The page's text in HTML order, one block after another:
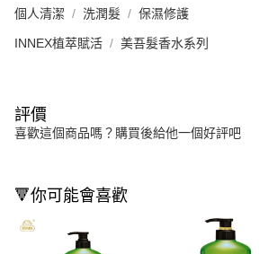
個人清潔 洗潤髮 保濕修護
INNEX植萃賦活 美吾髮香水系列
評價
喜歡這個商品嗎？購買後給他一個好評吧
🔻你可能會喜歡